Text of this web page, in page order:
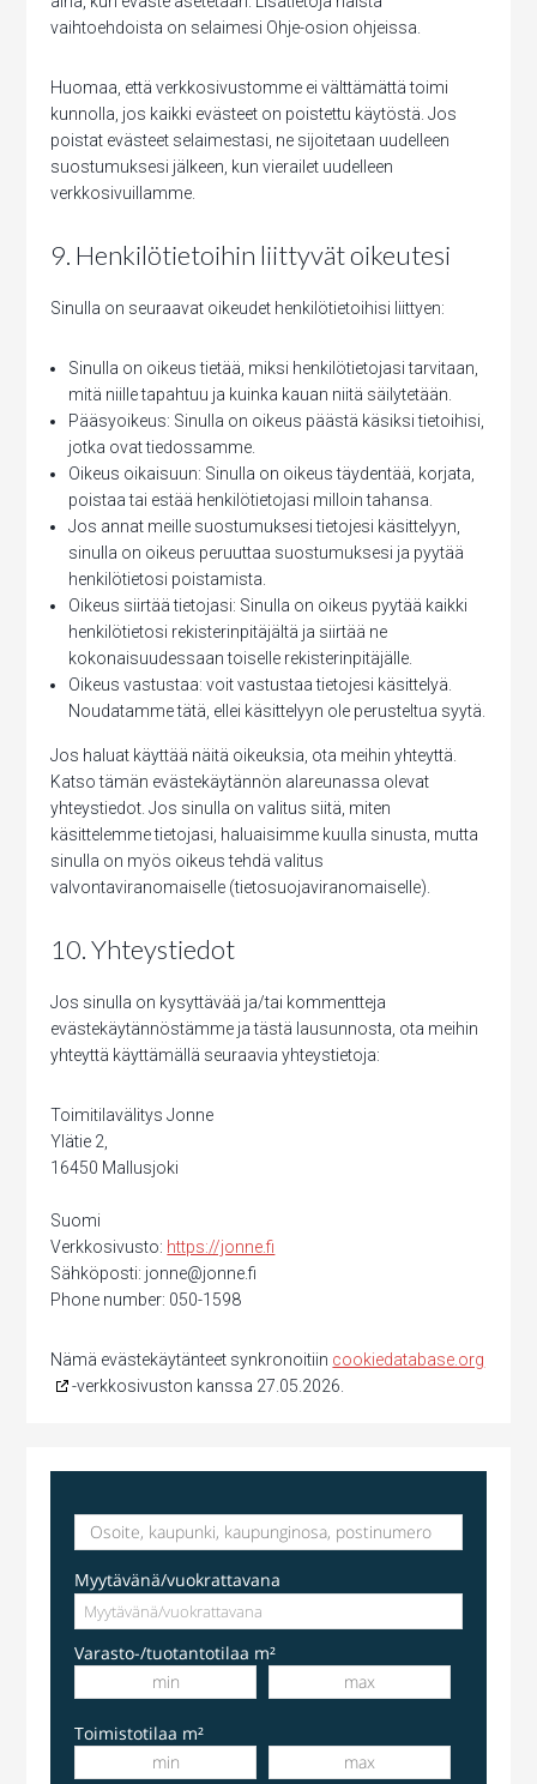
vaihtoehdoista on selaimesi Ohje-osion ohjeissa.
Huomaa, että verkkosivustomme ei välttämättä toimi
kunnolla, jos kaikki evästeet on poistettu käytöstä. Jos
poistat evästeet selaimestasi, ne sijoitetaan uudelleen
suostumuksesi jälkeen, kun vierailet uudelleen
verkkosivuillamme.
9. Henkilötietoihin liittyvät oikeutesi
Sinulla on seuraavat oikeudet henkilötietoihisi liittyen:
Sinulla on oikeus tietää, miksi henkilötietojasi tarvitaan,
mitä niille tapahtuu ja kuinka kauan niitä säilytetään.
Pääsyoikeus: Sinulla on oikeus päästä käsiksi tietoihisi,
jotka ovat tiedossamme.
Oikeus oikaisuun: Sinulla on oikeus täydentää, korjata,
poistaa tai estää henkilötietojasi milloin tahansa.
Jos annat meille suostumuksesi tietojesi käsittelyyn,
sinulla on oikeus peruuttaa suostumuksesi ja pyytää
henkilötietosi poistamista.
Oikeus siirtää tietojasi: Sinulla on oikeus pyytää kaikki
henkilötietosi rekisterinpitäjältä ja siirtää ne
kokonaisuudessaan toiselle rekisterinpitäjälle.
Oikeus vastustaa: voit vastustaa tietojesi käsittelyä.
Noudatamme tätä, ellei käsittelyyn ole perusteltua syytä.
Jos haluat käyttää näitä oikeuksia, ota meihin yhteyttä.
Katso tämän evästekäytännön alareunassa olevat
yhteystiedot. Jos sinulla on valitus siitä, miten
käsittelemme tietojasi, haluaisimme kuulla sinusta, mutta
sinulla on myös oikeus tehdä valitus
valvontaviranomaiselle (tietosuojaviranomaiselle).
10. Yhteystiedot
Jos sinulla on kysyttävää ja/tai kommentteja
evästekäytännöstämme ja tästä lausunnosta, ota meihin
yhteyttä käyttämällä seuraavia yhteystietoja:
Toimitilavälitys Jonne
Ylätie 2,
16450 Mallusjoki
Suomi
Verkkosivusto: https://jonne.fi
Sähköposti: jonne@jonne.fi
Phone number: 050-1598
Nämä evästekäytänteet synkronoitiin cookiedatabase.org
-verkkosivuston kanssa 27.05.2026.
Myytävänä/vuokrattavana
Varasto-/tuotantotilaa m²
Toimistotilaa m²